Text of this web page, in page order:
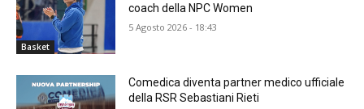
Basket
coach della NPC Women
5 Agosto 2026 - 18:43
Comedica diventa partner medico ufficiale
della RSR Sebastiani Rieti